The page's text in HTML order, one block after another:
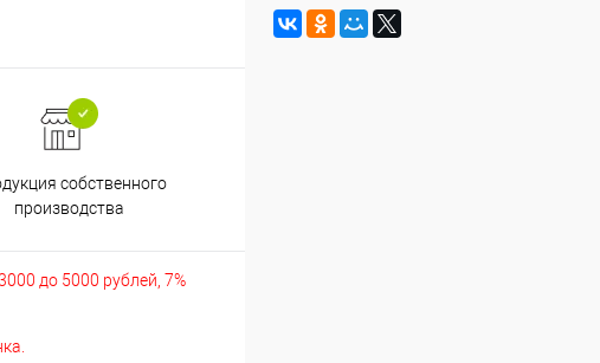
собственного
производства
до 5000 рублей, 7%